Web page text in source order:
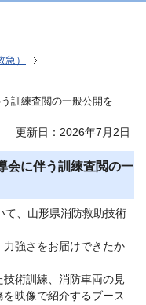
）
訓練査閲の一般公開を
更新日：2026年7月2日
会に伴う訓練査閲の一
て、山形県消防救助技術
強さをお届けできたか
術訓練、消防車両の見
映像で紹介するブース